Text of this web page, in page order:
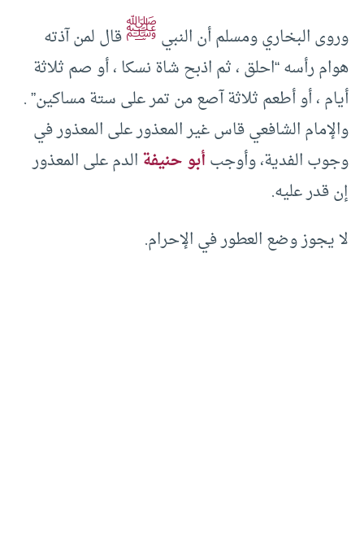
وروى البخاري ومسلم أن النبيﷺقال لمن آذته
هوام رأسه “احلق ، ثم اذبح شاة نسكا ، أو صم ثلاثة
أيام ، أو أطعم ثلاثة آصع من تمر على ستة مساكين” .‏
والإمام الشافعي قاس غير المعذور على المعذور في
وجوب الفدية، وأوجبأبو حنيفةالدم على المعذور
إن قدر عليه.‏
لا يجوز وضع العطور في الإحرام.